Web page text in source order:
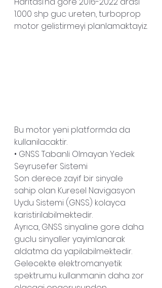
1.000 shp guc ureten, turboprop
motor gelistirmeyi planlamaktayiz.
Bu motor yeni platformda da
kullanilacaktir.
• GNSS Tabanli Olmayan Yedek
Seyrusefer Sistemi
Son derece zayif bir sinyale
sahip olan Kuresel Navigasyon
Uydu Sistemi (GNSS) kolayca
karistirilabilmektedir.
Ayrıca, GNSS sinyaline gore daha
guclu sinyaller yayimlanarak
aldatma da yapilabilmektedir.
Gelecekte elektromanyetik
spektrumu kullanmanin daha zor